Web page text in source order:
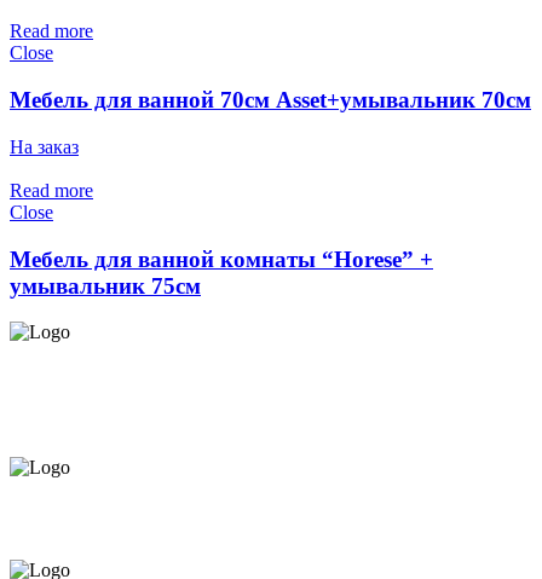
Read more
Close
Мебель для ванной 70см Asset+умывальник 70см
На заказ
Read more
Close
Мебель для ванной комнаты “Horese” +
умывальник 75см